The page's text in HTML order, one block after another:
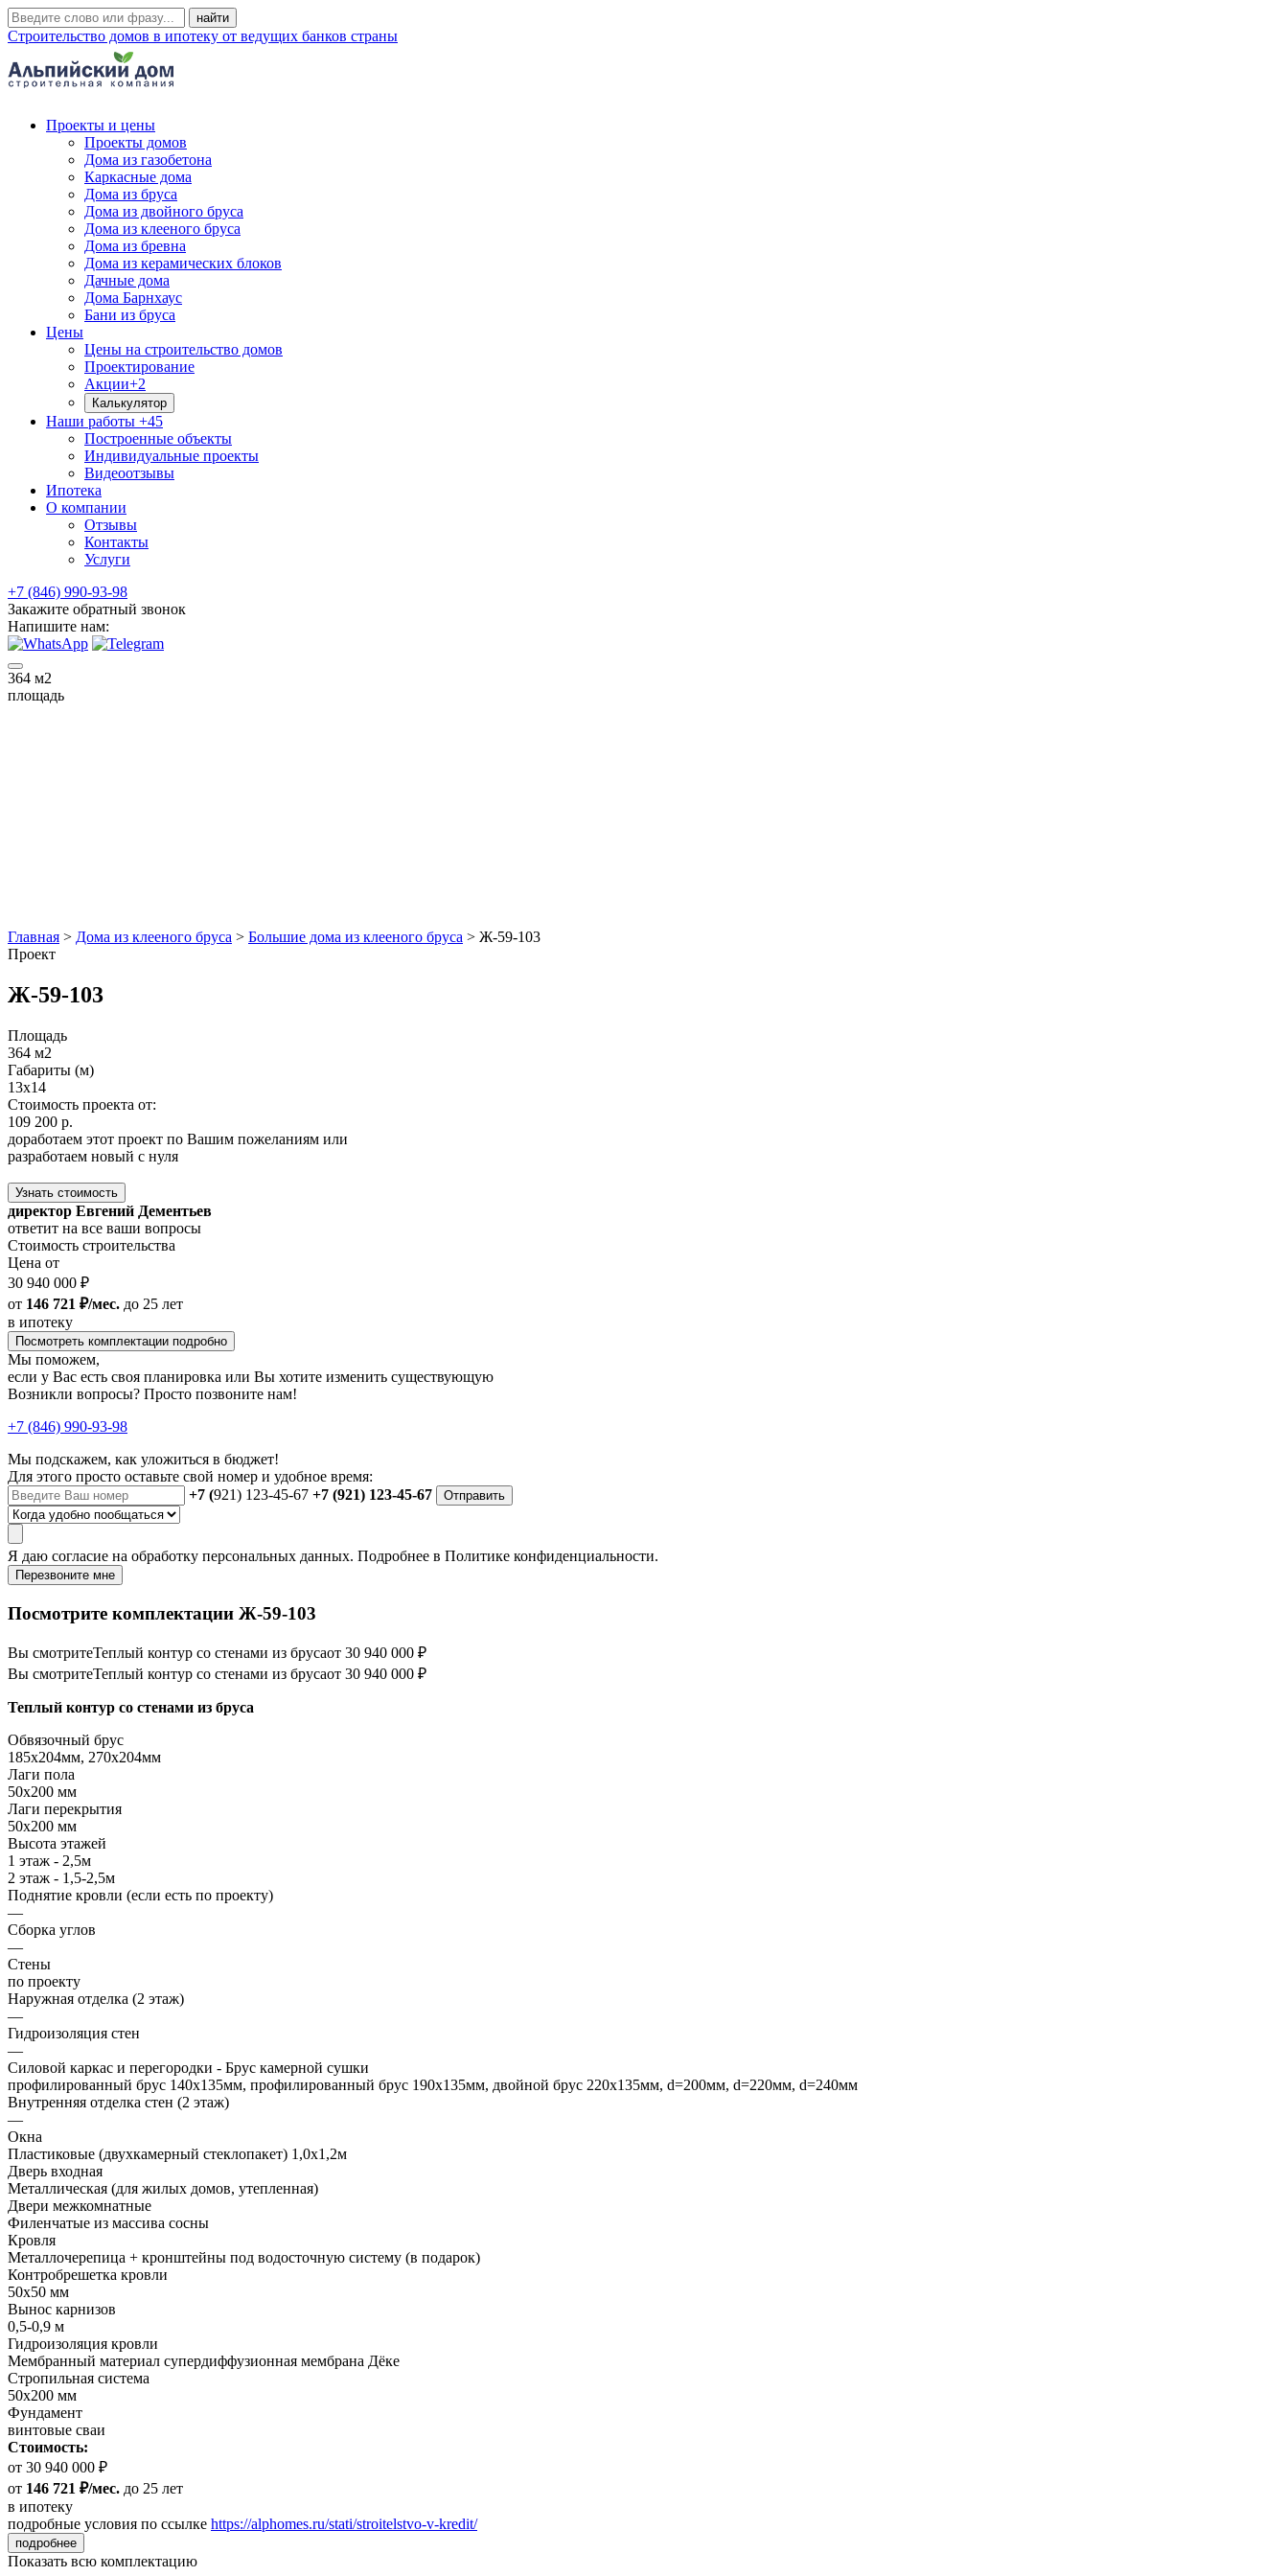
Строительство домов в ипотеку от ведущих банков страны
Проекты и цены
Проекты домов
Дома из газобетона
Каркасные дома
Дома из бруса
Дома из двойного бруса
Дома из клееного бруса
Дома из бревна
Дома из керамических блоков
Дачные дома
Дома Барнхаус
Бани из бруса
Цены
Цены на строительство домов
Проектирование
Акции+2
Калькулятор
Наши работы +45
Построенные объекты
Индивидуальные проекты
Видеоотзывы
Ипотека
О компании
Отзывы
Контакты
Услуги
+7 (846) 990-93-98
Закажите обратный звонок
Напишите нам:
364 м2
площадь
Главная > Дома из клееного бруса > Большие дома из клееного бруса > Ж-59-103
Проект
Ж-59-103
Площадь
364 м2
Габариты (м)
13x14
Стоимость проекта от:
109 200 р.
доработаем этот проект по Вашим пожеланиям или
разработаем новый с нуля
Узнать стоимость
директор Евгений Дементьев
ответит на все ваши вопросы
Стоимость строительства
Цена от
30 940 000 ₽
от 146 721 ₽/мес. до 25 лет
в ипотеку
Посмотреть комплектации подробно
Мы поможем,
если у Вас есть своя планировка или Вы хотите изменить существующую
Возникли вопросы? Просто позвоните нам!
+7 (846) 990-93-98
Мы подскажем, как уложиться в бюджет!
Для этого просто оставьте свой номер и удобное время:
+7 (921) 123-45-67 +7 (921) 123-45-67 Отправить
Я даю согласие на обработку персональных данных. Подробнее в Политике конфиденциальности.
Перезвоните мне
Посмотрите комплектации Ж-59-103
Вы смотритеТеплый контур со стенами из брусаот 30 940 000 ₽
Вы смотритеТеплый контур со стенами из брусаот 30 940 000 ₽
Теплый контур со стенами из бруса
Обвязочный брус
185х204мм, 270х204мм
Лаги пола
50х200 мм
Лаги перекрытия
50х200 мм
Высота этажей
1 этаж - 2,5м
2 этаж - 1,5-2,5м
Поднятие кровли (если есть по проекту)
—
Сборка углов
—
Стены
по проекту
Наружная отделка (2 этаж)
—
Гидроизоляция стен
—
Силовой каркас и перегородки - Брус камерной сушки
профилированный брус 140х135мм, профилированный брус 190х135мм, двойной брус 220х135мм, d=200мм, d=220мм, d=240мм
Внутренняя отделка стен (2 этаж)
—
Окна
Пластиковые (двухкамерный стеклопакет) 1,0х1,2м
Дверь входная
Металлическая (для жилых домов, утепленная)
Двери межкомнатные
Филенчатые из массива сосны
Кровля
Металлочерепица + кронштейны под водосточную систему (в подарок)
Контробрешетка кровли
50х50 мм
Вынос карнизов
0,5-0,9 м
Гидроизоляция кровли
Мембранный материал супердиффузионная мембрана Дёке
Стропильная система
50х200 мм
Фундамент
винтовые сваи
Стоимость:
от 30 940 000 ₽
от 146 721 ₽/мес. до 25 лет
в ипотеку
подробные условия по ссылке https://alphomes.ru/stati/stroitelstvo-v-kredit/
подробнее
Показать всю комплектацию